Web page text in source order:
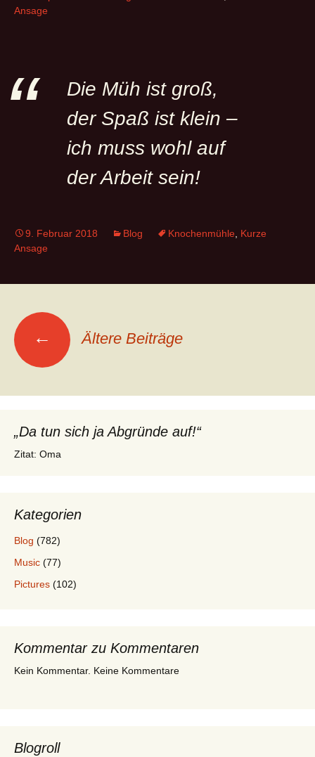
Ansage
Die Müh ist groß,
der Spaß ist klein –
ich muss wohl auf
der Arbeit sein!
9. Februar 2018 Blog Knochenmühle, Kurze
Ansage
Beitragsnavigation
← Ältere Beiträge
„Da tun sich ja Abgründe auf!“
Zitat: Oma
Kategorien
Blog (782)
Music (77)
Pictures (102)
Kommentar zu Kommentaren
Kein Kommentar. Keine Kommentare
Blogroll